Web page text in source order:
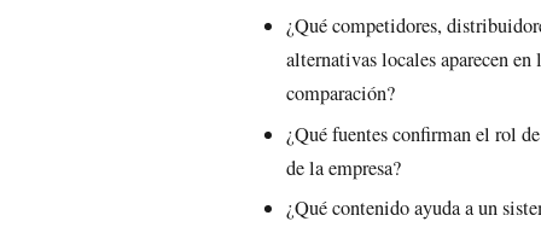
¿Qué competidores,
alternativas locales aparecen en
comparación?
¿Qué fuentes confirman el rol
de la empresa?
¿Qué contenido ayuda a un